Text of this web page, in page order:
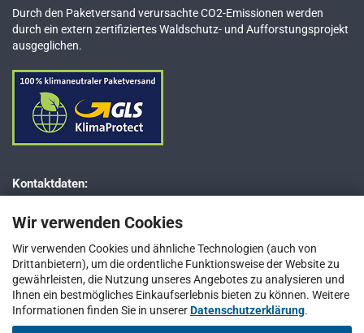
Wir verwenden Cookies
Wir verwenden Cookies und ähnliche Technologien (auch von
Drittanbietern), um die ordentliche Funktionsweise der Website zu
gewährleisten, die Nutzung unseres Angebotes zu analysieren und
Ihnen ein bestmögliches Einkaufserlebnis bieten zu können. Weitere
Informationen finden Sie in unsererDatenschutzerklärung.
Durch den Paketversand verursachte CO2-Emissionen werden
durch ein extern zertifiziertes Waldschutz- und Aufforstungsprojekt
ausgeglichen.
Kontaktdaten:
Jägerweg 5–7
D-85521 Ottobrunn bei München
Telefon: +49 (0) 89 / 66 66 33 400
Telefax: +49 (0) 89 / 66 66 33 411
E-Mail:info@jesspumpen.de